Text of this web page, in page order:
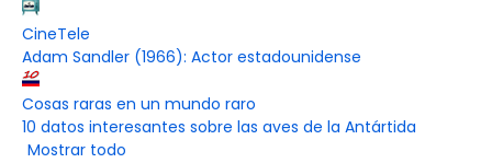
CineTele
Adam Sandler (1966): Actor estadounidense
Cosas raras en un mundo raro
10 datos interesantes sobre las aves de la Antártida
Mostrar todo